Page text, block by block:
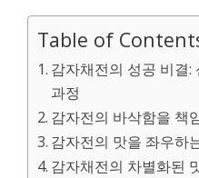
Table of
감자채전의 성공 비결:
과정
감자전의 바삭함을 책
감자전의 맛을 좌우하
감자채전의 차별화된